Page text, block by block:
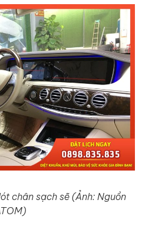
chân sạch sẽ (Ảnh: Nguồn